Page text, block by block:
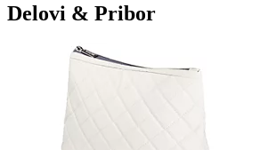
Delovi & Pribor